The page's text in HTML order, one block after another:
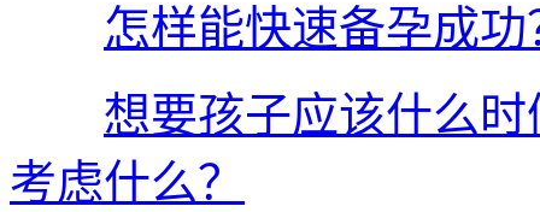
怎样能快速备孕成
想要孩子应该什么
考虑什么？